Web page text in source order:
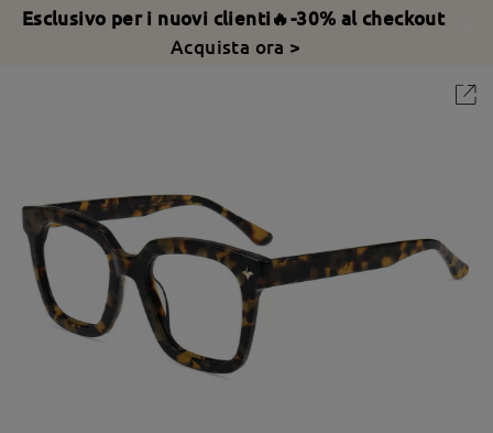
Esclusivo per i nuovi clienti🔥-30% al checkout
Acquista ora >